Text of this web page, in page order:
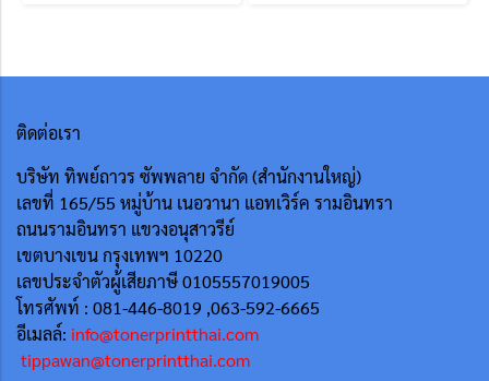
ติดต่อเรา
บริษัท ทิพย์ถาวร ซัพพลาย จำกัด (สำนักงานใหญ่)
เลขที่ 165/55 หมู่บ้าน เนอวานา แอทเวิร์ค รามอินทรา
ถนนรามอินทรา แขวงอนุสาวรีย์
เขตบางเขน กรุงเทพฯ 10220
เลขประจำตัวผู้เสียภาษี 0105557019005
โทรศัพท์ : 081-446-8019 ,063-592-6665
อีเมลล์: info@tonerprintthai.com
tippawan@tonerprintthai.com